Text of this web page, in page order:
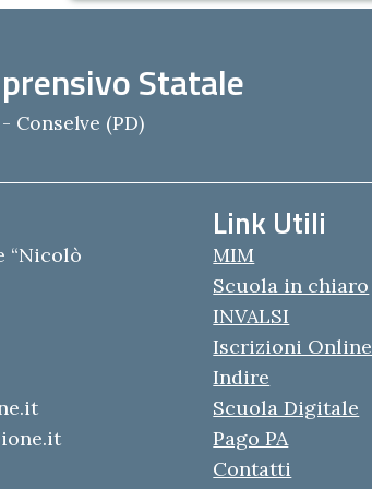
Statale
Conselve (PD)
“Nicolò
Link Utili
MIM
Scuola in chiaro
INVALSI
Iscrizioni Online
Indire
Scuola Digitale
Pago PA
Contatti